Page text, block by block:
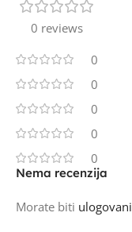
0 reviews
0
0
0
0
0
Nema recenzija
Morate biti ulogovani